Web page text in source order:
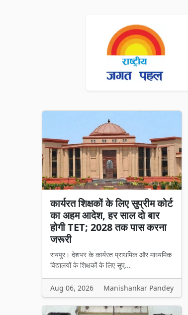
कार्यरत शिक्षकों के लिए सुप्रीम कोर्ट
का अहम आदेश, हर साल दो बार
होगी TET; 2028 तक पास करना
जरूरी
रायपुर। देशभर के कार्यरत प्राथमिक और माध्यमिक
विद्यालयों के शिक्षकों के लिए सुप्...
Aug 06, 2026 Manishankar Pandey